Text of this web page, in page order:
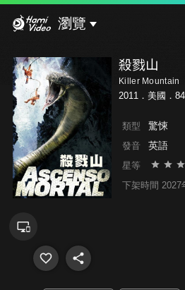
瀏覽
殺戮山
Killer Mountain
2011．美國．
類型 驚悚
發音 英語
星等
下架時間 2027